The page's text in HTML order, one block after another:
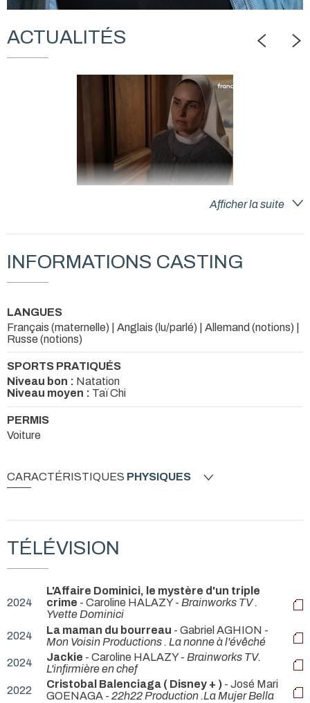
ACTUALITÉS
LA MAMAN DU BOURREAU RÉALISÉ PAR
STOCKER dans l'unitaire LA MAMAN DU BOURREAU
réalisé par Gabriel AGHION .
Afficher la suite
INFORMATIONS CASTING
LANGUES
Français (maternelle) | Anglais (lu/parlé) | Allemand (notions) |
Russe (notions)
SPORTS PRATIQUÉS
Niveau bon : Natation
Niveau moyen : Taï Chi
PERMIS
Voiture
CARACTÉRISTIQUES PHYSIQUES
TÉLÉVISION
2024
L'Affaire Dominici, le mystère d'un triple
crime - Caroline HALAZY - Brainworks TV .
Yvette Dominici
2024
La maman du bourreau - Gabriel AGHION -
Mon Voisin Productions . La nonne à l'évêché
2024
Jackie - Caroline HALAZY - Brainworks TV.
L'infirmière en chef
2022
Cristobal Balenciaga ( Disney + ) - José Mari
GOENAGA - 22h22 Production .La Mujer Bella